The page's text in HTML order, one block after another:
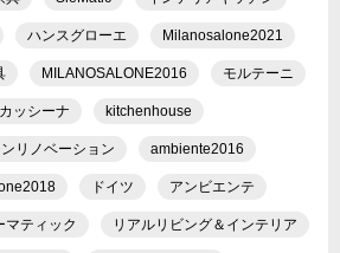
ハンスグローエ Milanosalone2021
MILANOSALONE2016 モルテーニ
カッシーナ kitchenhouse
リノベーション ambiente2016
ドイツ アンビエンテ
マティック リアルリビング＆インテリア